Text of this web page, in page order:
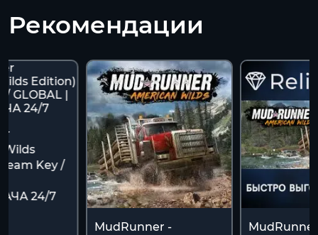
Рекомендации
Wilds
Key /
24/7
MudRunner -